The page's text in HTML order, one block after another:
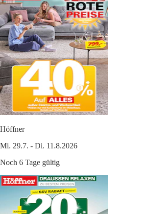
Höffner
Mi. 29.7. - Di. 11.8.2026
Noch 6 Tage gültig